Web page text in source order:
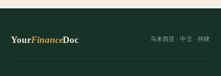
YourFinanceDoc 马来西亚 ·中立 · 持牌